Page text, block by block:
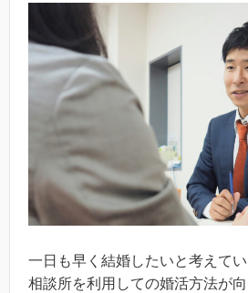
一日も早く結婚したいと考えて
相談所を利用しての婚活方法が向